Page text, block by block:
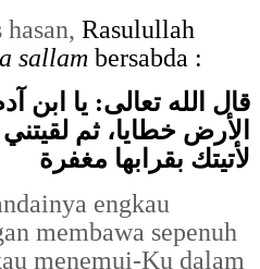
Rasulullah
sallam bersabda :
قال الله تعالى: يا ابن
الأرض خطايا، ثم
لأتيتك بقرابها مغفرة
engkau
membawa sepenuh
menemui-Ku dalam